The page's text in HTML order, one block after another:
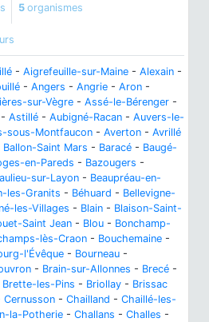
5 organismes
- Aigrefeuille-sur-Maine - Alexain -
- Angers - Angrie - Aron -
sur-Vègre - Assé-le-Bérenger -
- Astillé - Aubigné-Racan - Auvers-le-
sous-Montfaucon - Averton - Avrillé
Ballon-Saint Mars - Baracé - Baugé-
en-Pareds - Bazougers -
sur-Layon - Beaupréau-en-
les-Granits - Béhuard - Bellevigne-
les-Villages - Blain - Blaison-Saint-
Saint Jean - Blou - Bonchamp-
lès-Craon - Bouchemaine -
l'Évêque - Bourneau -
- Brain-sur-Allonnes - Brecé -
Brette-les-Pins - Briollay - Brissac
Cernusson - Chailland - Chaillé-les-
la-Potherie - Challans - Challes -